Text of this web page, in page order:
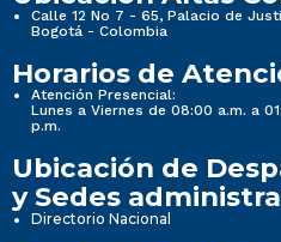
Calle 12 No 7 - 65, Palacio de
Bogotá - Colombia
Horarios de
Atención Presencial:
Lunes a Viernes de 08:00 a.m. a
p.m.
Ubicación de
y Sedes
Directorio Nacional